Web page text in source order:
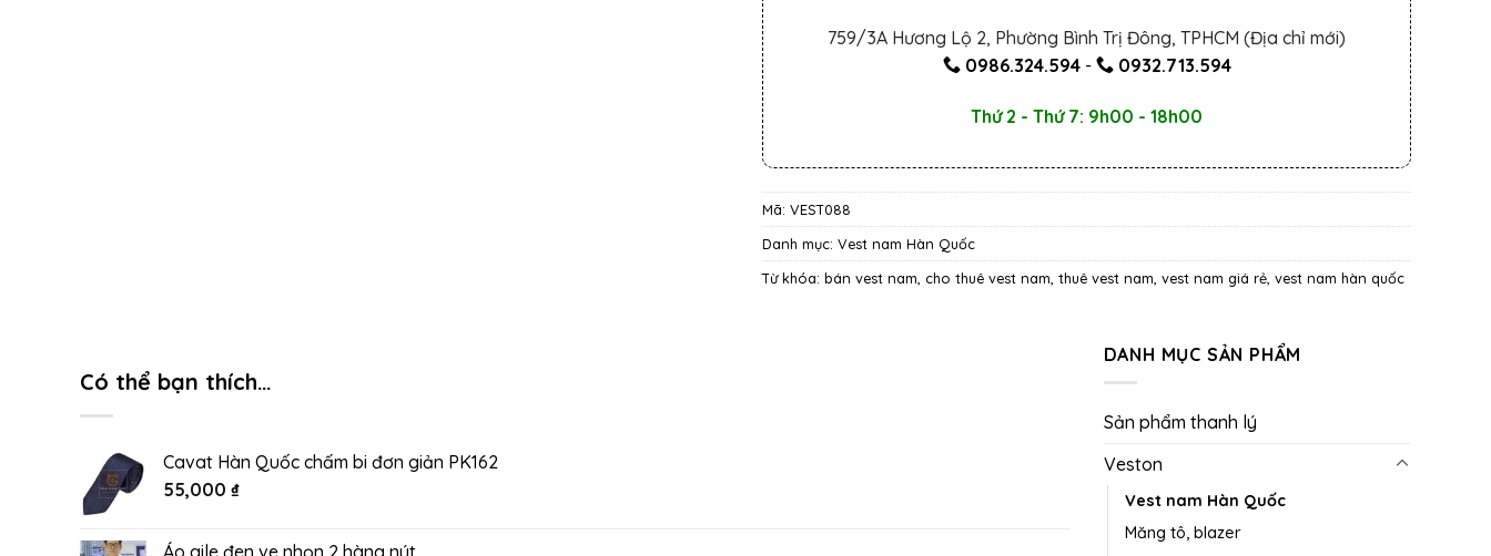
759/3A Hương Lộ 2, Phường Bình Trị Đông, TPHCM (Địa chỉ mới)
0986.324.594- 0932.713.594
Thứ 2 - Thứ 7: 9h00 - 18h00
Mã: VEST088
Danh mục: Vest nam Hàn Quốc
Từ khóa: bán vest nam cho thuê vest nam thuê vest nam vest nam giá rẻ vest nam hàn quốc
Có thể bạn thích…
Cavat Hàn Quốc chấm bi đơn giản PK162
55,000 ₫
DANH MỤC SẢN PHẨM
Sản phẩm thanh lý
Veston
Vest nam Hàn Quốc
Măng tô, blazer